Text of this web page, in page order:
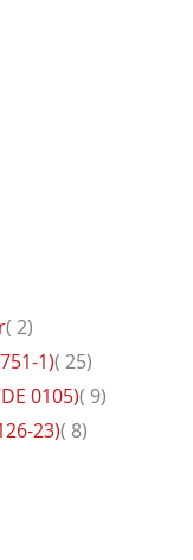
2Artikel
1) 25Artikel
0105) 9Artikel
23) 8Artikel